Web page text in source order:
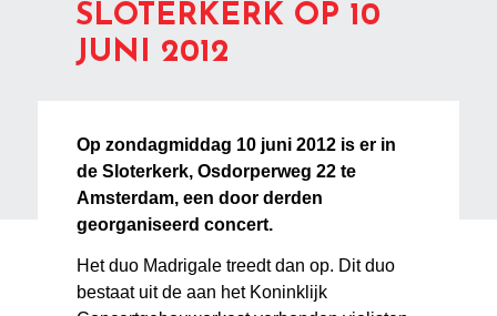
SLOTERKERK OP 10
JUNI 2012
Op zondagmiddag 10 juni 2012 is er in
de Sloterkerk, Osdorperweg 22 te
Amsterdam, een door derden
georganiseerd concert.
Het duo Madrigale treedt dan op. Dit duo
bestaat uit de aan het Koninklijk